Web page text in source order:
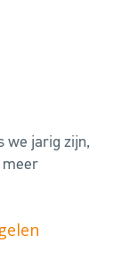
we jarig zijn,
meer